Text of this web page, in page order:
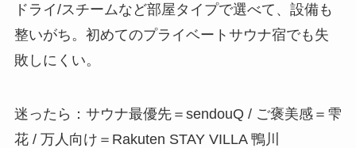
ドライ/スチームなど部屋タイプで選べて、設備も
整いがち。初めてのプライベートサウナ宿でも失
敗しにくい。
迷ったら：サウナ最優先＝sendouQ / ご褒美感＝雫
花 / 万人向け＝Rakuten STAY VILLA 鴨川